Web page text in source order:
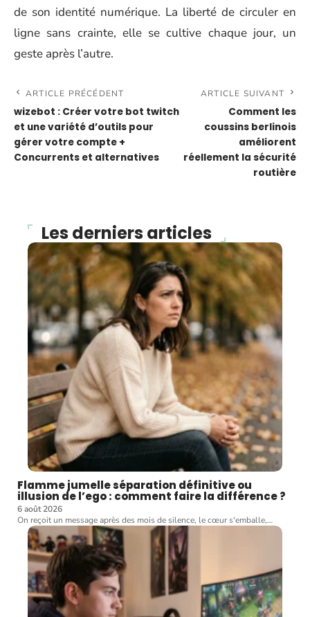
de son identité numérique. La liberté de circuler en
ligne sans crainte, elle se cultive chaque jour, un
geste après l’autre.
ARTICLE PRÉCÉDENT
wizebot : Créer votre bot twitch
et une variété d’outils pour
gérer votre compte +
Concurrents et alternatives
ARTICLE SUIVANT
Comment les
coussins berlinois
améliorent
réellement la sécurité
routière
Les derniers articles
Flamme jumelle séparation définitive ou
illusion de l’ego : comment faire la différence ?
6 août 2026
On reçoit un message après des mois de silence, le cœur s'emballe,…